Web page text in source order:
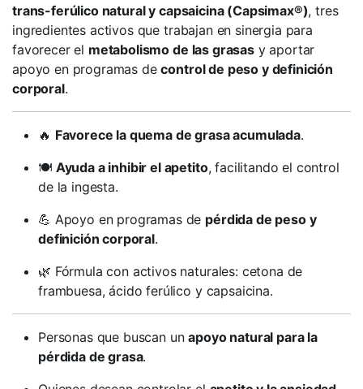
trans-ferúlico natural y capsaicina (Capsimax®), tres
ingredientes activos que trabajan en sinergia para
favorecer el metabolismo de las grasasy aportar
apoyo en programas decontrol de peso y definición
corporal.
🔥 Favorece la quema de grasa acumulada.
🍽️ Ayuda a inhibir el apetito, facilitando el control
de la ingesta.
💪 Apoyo en programas de pérdida de peso y
definición corporal.
🌿 Fórmula con activos naturales: cetona de
frambuesa, ácido ferúlico y capsaicina.
Personas que buscan unapoyo natural para la
pérdida de grasa.